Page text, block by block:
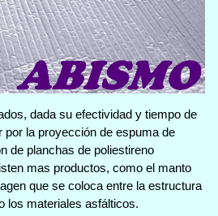
dada su efectividad y tiempo de
por la proyección de espuma de
de planchas de poliestireno
mas productos, como el manto
que se coloca entre la estructura
los materiales asfálticos.